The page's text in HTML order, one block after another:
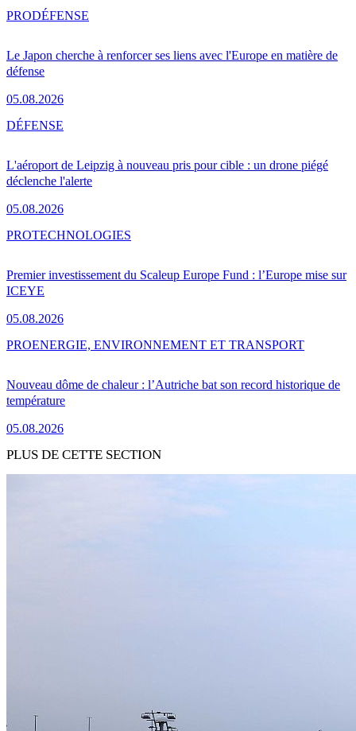
Le Japon cherche à renforcer ses liens avec l'Europe en matière de
défense
05.08.2026
PRODÉFENSE
L'aéroport de Leipzig à nouveau pris pour cible : un drone piégé
déclenche l'alerte
05.08.2026
DÉFENSE
Premier investissement du Scaleup Europe Fund : l’Europe mise sur
ICEYE
05.08.2026
PROTECHNOLOGIES
Nouveau dôme de chaleur : l’Autriche bat son record historique de
température
05.08.2026
PROENERGIE, ENVIRONNEMENT ET TRANSPORT
PLUS DE CETTE SECTION